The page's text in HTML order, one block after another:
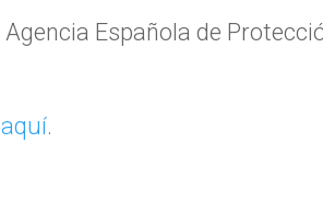
Española de
aquí.